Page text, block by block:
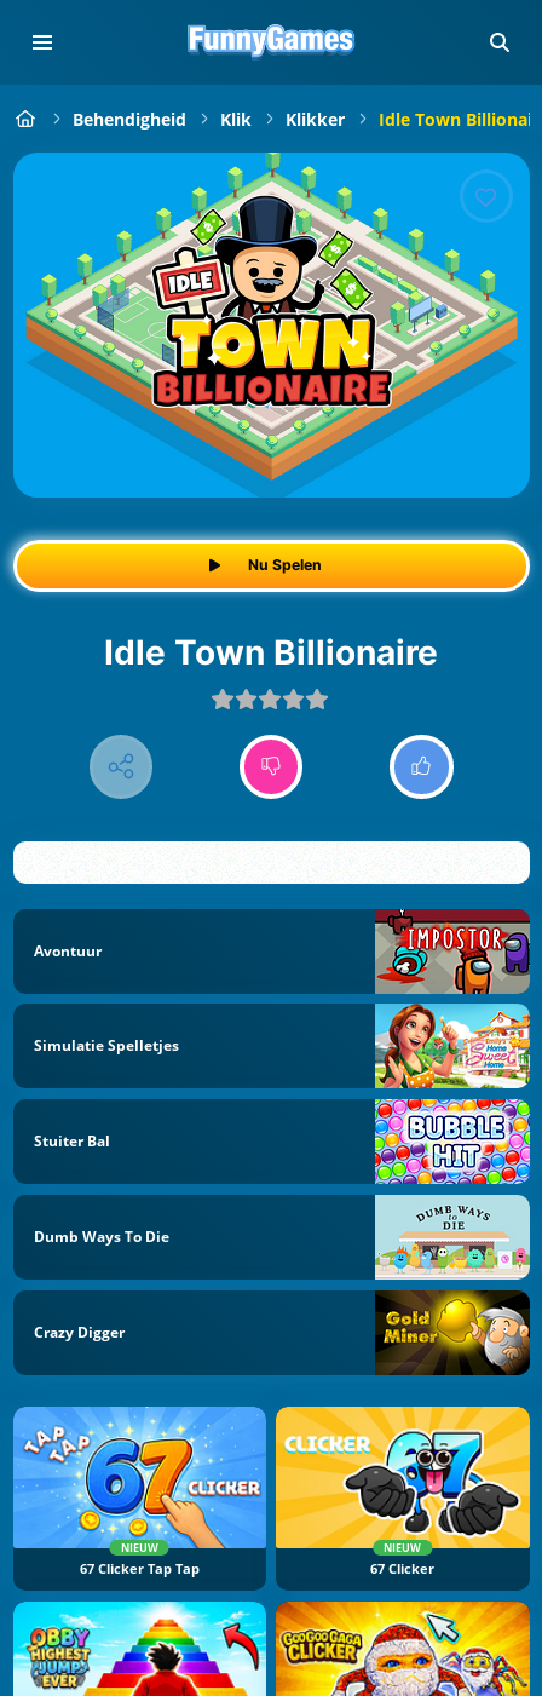
Behendigheid Klik Klikker Idle Town
Nu Spelen
Idle Town Billionaire
Avontuur
Simulatie Spelletjes
Stuiter Bal
Dumb Ways To Die
Crazy Digger
NIEUW
67 Clicker Tap Tap
NIEUW
67 Clicker